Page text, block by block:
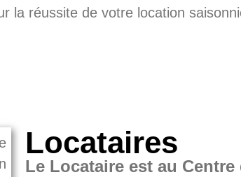
la réussite de votre location
Locataires
Le Locataire est au